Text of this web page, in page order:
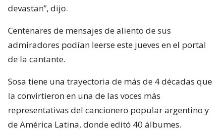
devastan”, dijo.
Centenares de mensajes de aliento de sus
admiradores podían leerse este jueves en el portal
de la cantante.
Sosa tiene una trayectoria de más de 4 décadas que
la convirtieron en una de las voces más
representativas del cancionero popular argentino y
de América Latina, donde editó 40 álbumes.